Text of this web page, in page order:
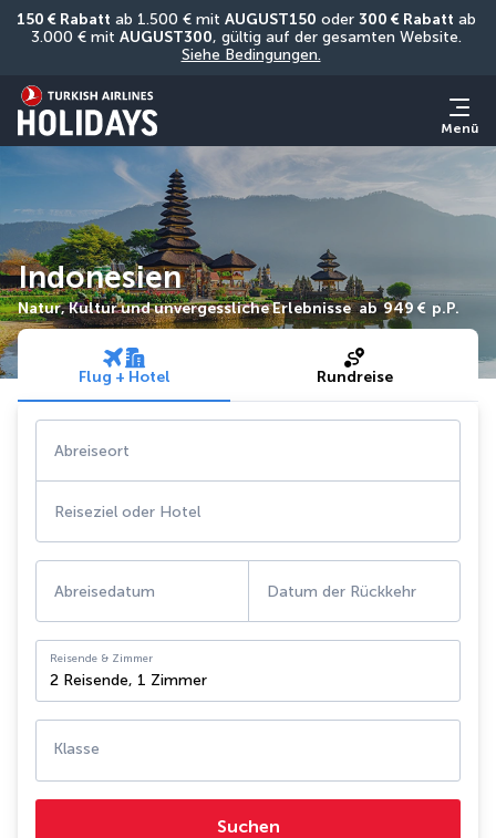
150 € Rabatt ab 1.500 € mit AUGUST150 oder 300 € Rabatt ab
3.000 € mit AUGUST300
Siehe Bedingungen.
Menü
Indonesien
Natur, Kultur und unvergessliche Erlebnisse ab 949 € p.P.
Flug + Hotel Rundreise
Abreiseort
Reiseziel oder Hotel
Abreisedatum Datum der Rückkehr
Reisende & Zimmer
2 Reisende, 1 Zimmer
Klasse
Suchen